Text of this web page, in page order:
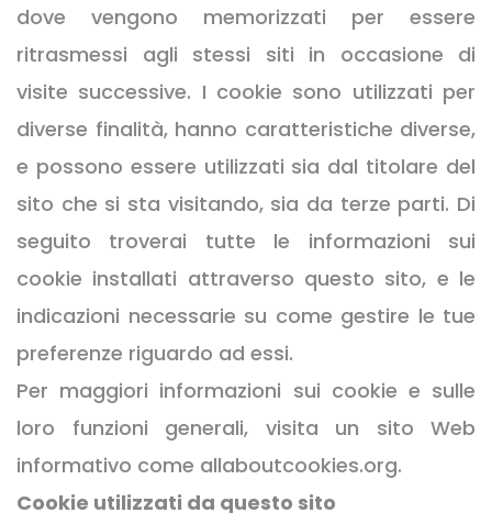
dove vengono memorizzati per essere
ritrasmessi agli stessi siti in occasione di
visite successive. I cookie sono utilizzati per
diverse finalità, hanno caratteristiche diverse,
e possono essere utilizzati sia dal titolare del
sito che si sta visitando, sia da terze parti. Di
seguito troverai tutte le informazioni sui
cookie installati attraverso questo sito, e le
indicazioni necessarie su come gestire le tue
preferenze riguardo ad essi.
Per maggiori informazioni sui cookie e sulle
loro funzioni generali, visita un sito Web
informativo come allaboutcookies.org.
Cookie utilizzati da questo sito